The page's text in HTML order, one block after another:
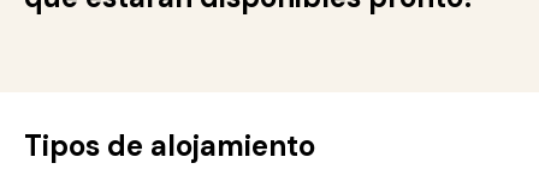
Tipos de alojamiento